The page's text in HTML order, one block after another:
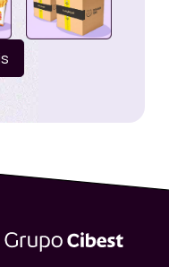
de
de su
(1.000)
Pass será
redenciones